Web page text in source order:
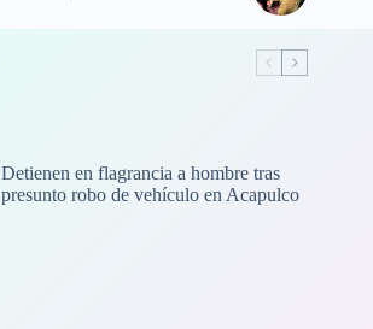
Detienen en flagrancia a hombre tras
presunto robo de vehículo en Acapulco